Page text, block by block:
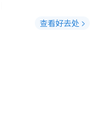
查看好去处